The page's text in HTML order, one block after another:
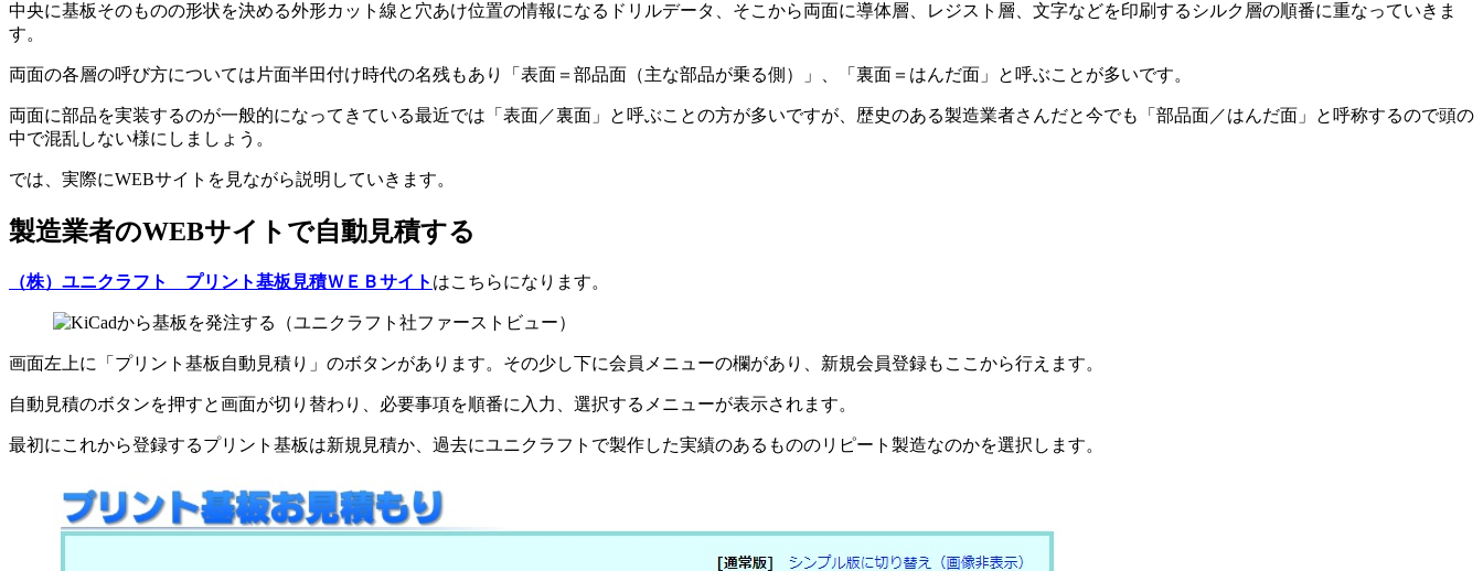
中央に基板そのものの形状を決める外形カット線と穴あけ位置の情報になるドリルデータ、そこから両面に導体層、レジスト層、文字などを印刷するシルク層の順番に重なっていきま
す。
両面の各層の呼び方については片面半田付け時代の名残もあり「表面＝部品面（主な部品が乗る側）」、「裏面＝はんだ面」と呼ぶことが多いです。
両面に部品を実装するのが一般的になってきている最近では「表面／裏面」と呼ぶことの方が多いですが、歴史のある製造業者さんだと今でも「部品面／はんだ面」と呼称するので頭の
中で混乱しない様にしましょう。
では、実際にWEBサイトを見ながら説明していきます。
製造業者のWEBサイトで自動見積する
（株）ユニクラフト プリント基板見積ＷＥＢサイト はこちらになります。
画面左上に「プリント基板自動見積り」のボタンがあります。その少し下に会員メニューの欄があり、新規会員登録もここから行えます。
自動見積のボタンを押すと画面が切り替わり、必要事項を順番に入力、選択するメニューが表示されます。
最初にこれから登録するプリント基板は新規見積か、過去にユニクラフトで製作した実績のあるもののリピート製造なのかを選択します。